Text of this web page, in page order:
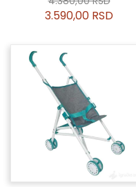
3.590,00 RSD